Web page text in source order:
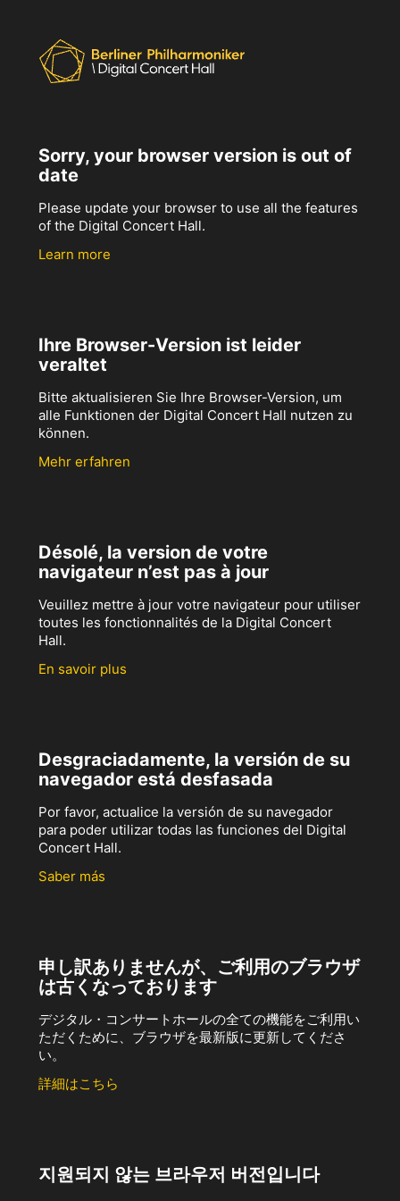
Sorry, your browser version is out of
date
Please update your browser to use all the features
of the Digital Concert Hall.
Learn more
Ihre Browser-Version ist leider
veraltet
Bitte aktualisieren Sie Ihre Browser-Version, um
alle Funktionen der Digital Concert Hall nutzen zu
können.
Mehr erfahren
Désolé, la version de votre
navigateur n’est pas à jour
Veuillez mettre à jour votre navigateur pour utiliser
toutes les fonctionnalités de la Digital Concert
Hall.
En savoir plus
Desgraciadamente, la versión de su
navegador está desfasada
Por favor, actualice la versión de su navegador
para poder utilizar todas las funciones del Digital
Concert Hall.
Saber más
申し訳ありませんが、ご利用のブラウザ
は古くなっております
デジタル・コンサートホールの全ての機能をご利用い
ただくために、ブラウザを最新版に更新してくださ
い。
詳細はこちら
지원되지 않는 브라우저 버전입니다